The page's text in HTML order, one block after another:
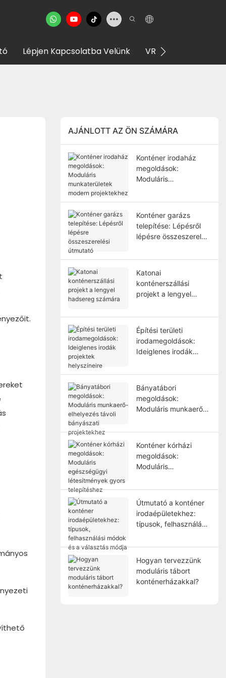
Lépjen Kapcsolatba Velünk VR Bemutatóterem
AJÁNLOTT AZ ÖN SZÁMÁRA
Konténer irodaház
megoldások:
Moduláris
modern projektekhez
Konténer garázs
telepítése: Lépésről
lépésre összeszerelési
Katonai
konténerszállási
projekt a lengyel
Építési területi
irodamegoldások:
Ideiglenes irodák
Bányatábori
megoldások:
Moduláris munkaerő-
bányászati ​​
projektekhez
Konténer kórházi
megoldások:
Moduláris
létesítmények gyors
telepítéshez
Útmutató a konténer
irodaépületekhez:
típusok, felhasználási
módja
Hogyan tervezzünk
moduláris tábort
konténerházakkal?